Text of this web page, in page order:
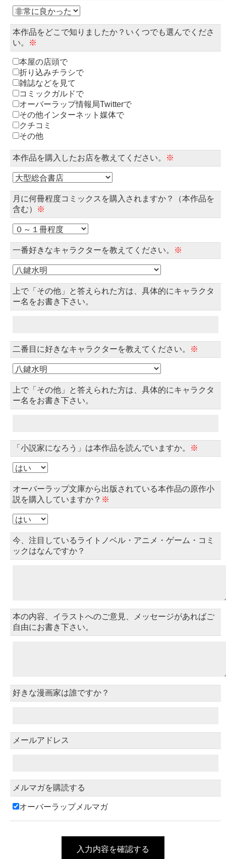
本作品をどこで知りましたか？いくつでも選んでくださ
い。
※
本屋の店頭で
折り込みチラシで
雑誌などを見て
コミックガルドで
オーバーラップ情報局Twitterで
その他インターネット媒体で
クチコミ
その他
本作品を購入したお店を教えてください。 ※
月に何冊程度コミックスを購入されますか？（本作品を
含む）
※
一番好きなキャラクターを教えてください。 ※
上で「その他」と答えられた方は、具体的にキャラクタ
ー名をお書き下さい。
二番目に好きなキャラクターを教えてください。 ※
上で「その他」と答えられた方は、具体的にキャラクタ
ー名をお書き下さい。
「小説家になろう」は本作品を読んでいますか。 ※
オーバーラップ文庫から出版されている本作品の原作小
説を購入していますか？ ※
今、注目しているライトノベル・アニメ・ゲーム・コミ
ックはなんですか？
本の内容、イラストへのご意見、メッセージがあればご
自由にお書き下さい。
好きな漫画家は誰ですか？
メールアドレス
メルマガを購読する
オーバーラップメルマガ
入力内容を確認する